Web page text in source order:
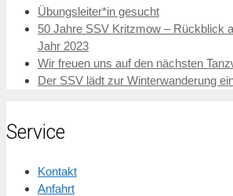
Übungsleiter*in gesucht
50 Jahre SSV Kritzmow – Rückblick
Jahr 2023
Wir freuen uns auf den nächsten
Der SSV lädt zur Winterwanderung
Service
Kontakt
Anfahrt